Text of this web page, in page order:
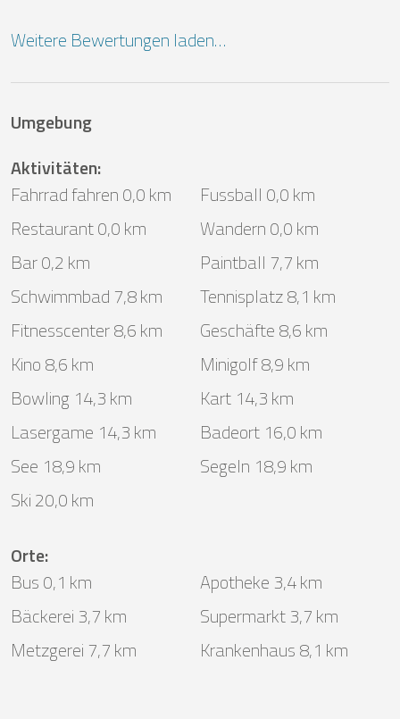
Weitere Bewertungen laden…
Umgebung
Aktivitäten:
Fahrrad fahren 0,0 km
Fussball 0,0 km
Restaurant 0,0 km
Wandern 0,0 km
Bar 0,2 km
Paintball 7,7 km
Schwimmbad 7,8 km
Tennisplatz 8,1 km
Fitnesscenter 8,6 km
Geschäfte 8,6 km
Kino 8,6 km
Minigolf 8,9 km
Bowling 14,3 km
Kart 14,3 km
Lasergame 14,3 km
Badeort 16,0 km
See 18,9 km
Segeln 18,9 km
Ski 20,0 km
Orte:
Bus 0,1 km
Apotheke 3,4 km
Bäckerei 3,7 km
Supermarkt 3,7 km
Metzgerei 7,7 km
Krankenhaus 8,1 km